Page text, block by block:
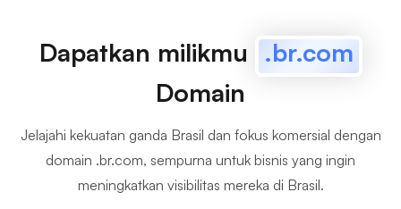
Dapatkan milikmu
.br.com
Domain
Jelajahi kekuatan ganda Brasil dan fokus komersial dengan
domain .br.com, sempurna untuk bisnis yang ingin
meningkatkan visibilitas mereka di Brasil.